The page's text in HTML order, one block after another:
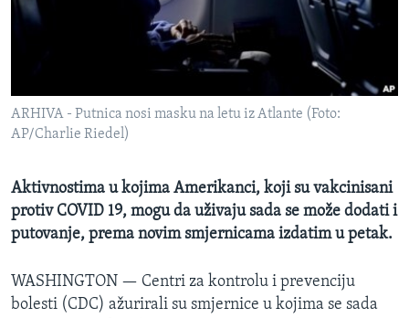
MAGAZIN
Learning English
Jezici
ARHIVA - Putnica nosi masku na letu iz Atlante (Foto:
AP/Charlie Riedel)
Aktivnostima u kojima Amerikanci, koji su vakcinisani
protiv COVID 19, mogu da uživaju sada se može dodati i
putovanje, prema novim smjernicama izdatim u petak.
WASHINGTON — Centri za kontrolu i prevenciju
bolesti (CDC) ažurirali su smjernice u kojima se sada